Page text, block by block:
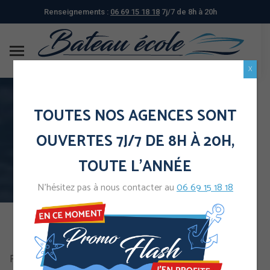
Renseignements : 06 69 15 18 18 7j/7 de 8h à 20h
FORMATEUR Permis Plaisance
Pour devenir formateur permis plaisance, vous devez
TOUTES NOS AGENCES SONT
OUVERTES 7J/7 DE 8H À 20H,
TOUTE L'ANNÉE
N’hésitez pas à nous contacter au06 69 15 18 18
X